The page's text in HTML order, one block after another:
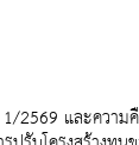
2569 และความ